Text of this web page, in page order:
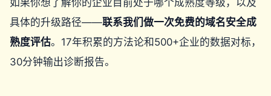
如果你想了解你的企业目前处于哪个成熟度等级，以及
具体的升级路径——联系我们做一次免费的域名安全成
熟度评估。17年积累的方法论和500+企业的数据对标，
30分钟输出诊断报告。